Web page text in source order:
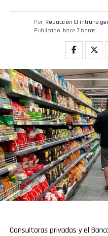
Por Redacción El
Publicado hace 7 horas
Consultoras privadas y el